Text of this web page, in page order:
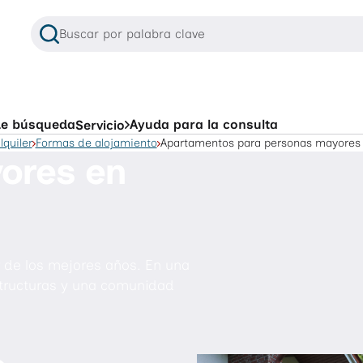
Buscar por palabra clave
Cuando hay resultados de autocompletado
Búsquedas frecuentes
búsquedaServicio Ayuda para la consulta
Formas de alojamiento Apartamentos para personas mayores